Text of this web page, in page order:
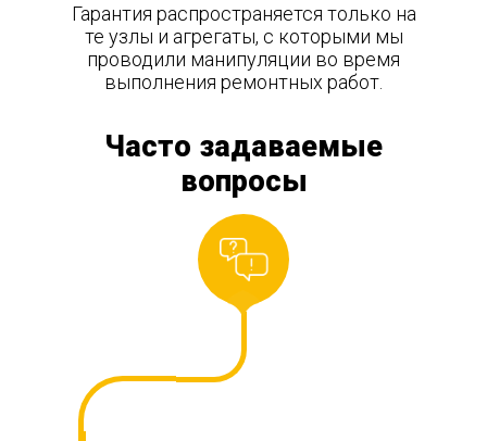
Гарантия распространяется только на
те узлы и агрегаты, с которыми мы
проводили манипуляции во время
выполнения ремонтных работ.
Часто задаваемые
вопросы